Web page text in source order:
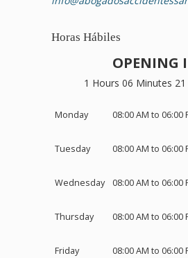
Horas Hábiles
OPENING
1 Hours 06 Minutes 21
Monday 08:00 AM to 06:00
Tuesday 08:00 AM to 06:00
Wednesday 08:00 AM to 06:00
Thursday 08:00 AM to 06:00
Friday 08:00 AM to 06:00